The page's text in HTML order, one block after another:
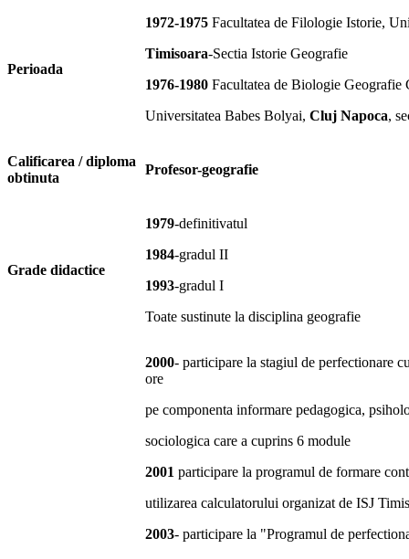
Perioada
1972-1975 Facultatea de Filologie Istorie,
Timisoara-Sectia Istorie Geografie
1976-1980 Facultatea de Biologie Geografie
Universitatea Babes Bolyai, Cluj Napoca,
Calificarea / diploma
obtinuta
Profesor-geografie
Grade didactice
1979-definitivatul
1984-gradul II
1993-gradul I
Toate sustinute la disciplina geografie
2000- participare la stagiul de perfectionare
ore
pe componenta informare pedagogica,
sociologica care a cuprins 6 module
2001 participare la programul de formare
utilizarea calculatorului organizat de ISJ
2003- participare la "Programul de